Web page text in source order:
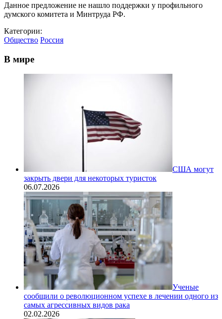
Данное предложение не нашло поддержки у профильного
думского комитета и Минтруда РФ.
Категории:
Общество Россия
В мире
США могут
закрыть двери для некоторых туристок
06.07.2026
Ученые
сообщили о революционном успехе в лечении одного из
самых агрессивных видов рака
02.02.2026